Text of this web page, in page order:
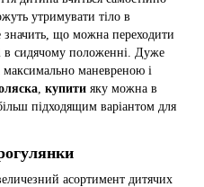
утримувати тіло в
що можна переходити
в сидячому положенні. Дуже
маневреною і
, купити яку можна в
підходящим варіантом для
асортимент дитячих